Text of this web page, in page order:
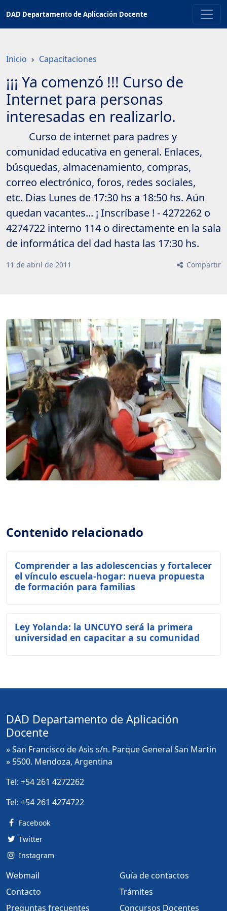
contenido
DAD Departamento de Aplicación Docente
Inicio Capacitaciones
¡¡¡ Ya comenzó !!! Curso de
Internet para personas
interesadas en realizarlo.
Curso de internet para padres y
comunidad educativa en general. Enlaces,
búsquedas, almacenamiento, compras,
correo electrónico, foros, redes sociales,
etc. Días Lunes de 17:30 hs a 18:50 hs. Aún
quedan vacantes... ¡ Inscríbase ! - 4272262 o
4274722 interno 114 o directamente en la sala
de informática del dad hasta las 17:30 hs.
11 de abril de 2011 Compartir
Contenido relacionado
Comprender a las adolescencias y fortalecer
el vínculo escuela-hogar: nueva propuesta
de formación para familias
Ley Yolanda: la UNCUYO será la primera
universidad en capacitar a su comunidad
DAD Departamento de Aplicación
Docente
» San Francisco de Asis s/n. Parque General San Martin
» 5500. Mendoza, Argentina
Tel: +54 261 4272262
Tel: +54 261 4274722
Facebook
Twitter
Instagram
Webmail
Contacto
Preguntas frecuentes
Guía de contactos
Trámites
Concursos Docentes